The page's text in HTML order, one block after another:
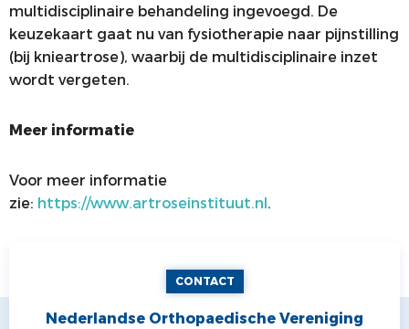
multidisciplinaire behandeling ingevoegd. De
keuzekaart gaat nu van fysiotherapie naar pijnstilling
(bij knieartrose), waarbij de multidisciplinaire inzet
wordt vergeten.
Meer informatie
Voor meer informatie
zie: https://www.artroseinstituut.nl.
CONTACT
Nederlandse Orthopaedische Vereniging